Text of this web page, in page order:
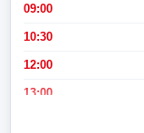
09:00
10:30
12:00
13:00